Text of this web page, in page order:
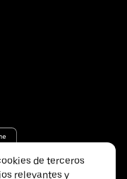
de terceros
relevantes y